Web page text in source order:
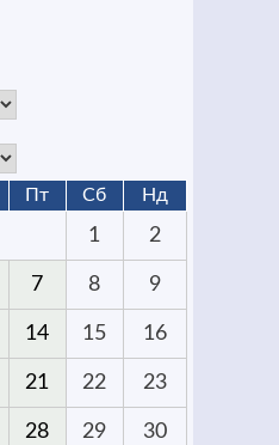
Пт Сб Нд
1 2
7 8 9
14 15 16
21 22 23
28 29 30